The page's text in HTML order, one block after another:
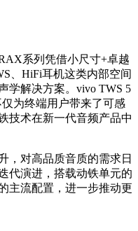
系列凭借小尺寸+卓越
、HiFi耳机这类内部空间
学解决方案。vivo TWS 5
为终端用户带来了可感
技术在新一代音频产品中
，对高品质音质的需求日
代演进，搭载动铁单元的
主流配置，进一步推动更